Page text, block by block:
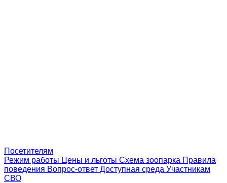
Посетителям
Режим работы Цены и льготы Схема зоопарка Правила
поведения Вопрос-ответ Доступная среда Участникам
СВО